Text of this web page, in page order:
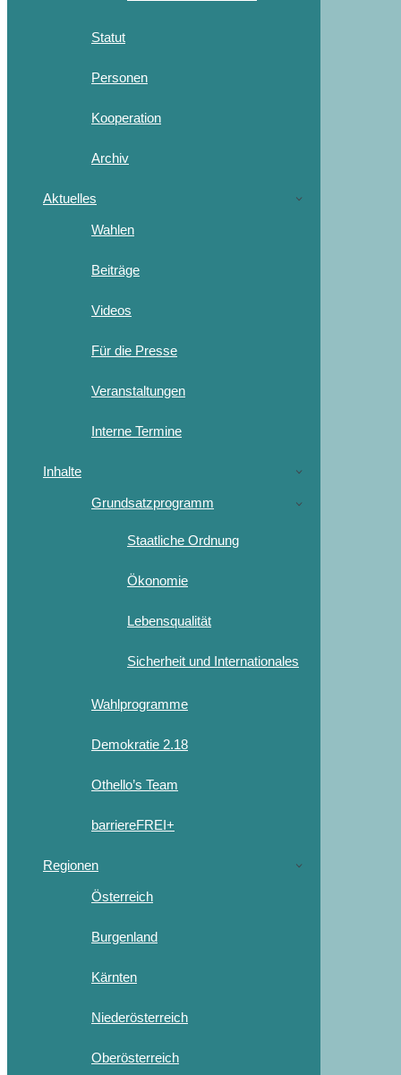
Statut
Personen
Kooperation
Archiv
Aktuelles
Wahlen
Beiträge
Videos
Für die Presse
Veranstaltungen
Interne Termine
Inhalte
Grundsatzprogramm
Staatliche Ordnung
Ökonomie
Lebensqualität
Sicherheit und Internationales
Wahlprogramme
Demokratie 2.18
Othello’s Team
barriereFREI+
Regionen
Österreich
Burgenland
Kärnten
Niederösterreich
Oberösterreich